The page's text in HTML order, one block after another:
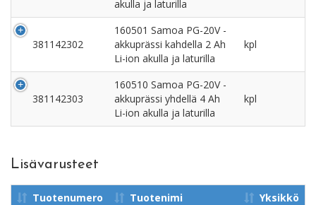
akulla ja laturilla
381142302
160501 Samoa PG-20V -
akkuprässi kahdella 2 Ah
Li-ion akulla ja laturilla
kpl
381142303
160510 Samoa PG-20V -
akkuprässi yhdellä 4 Ah
Li-ion akulla ja laturilla
kpl
Lisävarusteet
Tuotenumero Tuotenimi Yksikkö